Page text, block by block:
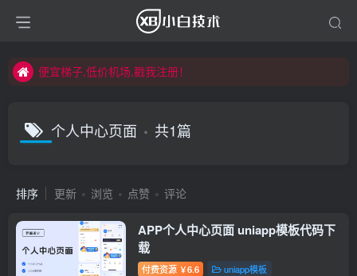
便宜梯子,低价机场,戳我注册！
便宜梯子,低价机场,戳我注册！
个人中心页面 共1篇
排序 更新 浏览 点赞 评论
APP个人中心页面 uniapp模板代码下
载
付费资源 ￥6.6 uniapp模板